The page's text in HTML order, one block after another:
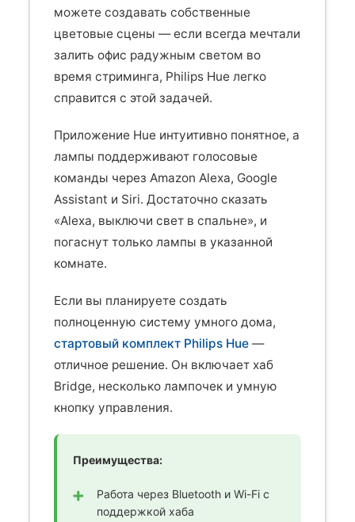
можете создавать собственные
цветовые сцены — если всегда мечтали
залить офис радужным светом во
время стриминга, Philips Hue легко
справится с этой задачей.
Приложение Hue интуитивно понятное, а
лампы поддерживают голосовые
команды через Amazon Alexa, Google
Assistant и Siri. Достаточно сказать
«Alexa, выключи свет в спальне», и
погаснут только лампы в указанной
комнате.
Если вы планируете создать
полноценную систему умного дома,
стартовый комплект Philips Hue —
отличное решение. Он включает хаб
Bridge, несколько лампочек и умную
кнопку управления.
Преимущества:
Работа через Bluetooth и Wi-Fi с
поддержкой хаба